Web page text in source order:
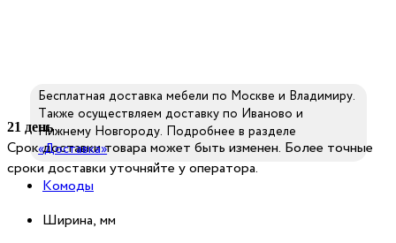
21 день
Срок доставки товара может быть изменен. Более точные
сроки доставки уточняйте у оператора.
Бесплатная доставка мебели по Москве и Владимиру.
Также осуществляем доставку по Иваново и
Нижнему Новгороду. Подробнее в разделе
«Доставка»
Комоды
Ширина, мм